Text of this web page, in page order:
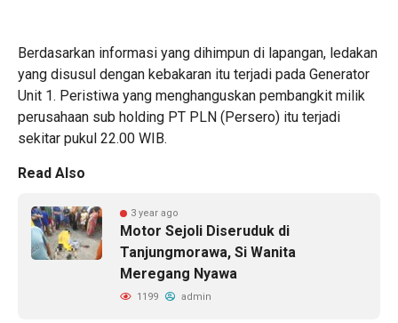
Berdasarkan informasi yang dihimpun di lapangan, ledakan
yang disusul dengan kebakaran itu terjadi pada Generator
Unit 1. Peristiwa yang menghanguskan pembangkit milik
perusahaan sub holding PT PLN (Persero) itu terjadi
sekitar pukul 22.00 WIB.
Read Also
3 year ago
Motor Sejoli Diseruduk di
Tanjungmorawa, Si Wanita
Meregang Nyawa
1199 admin